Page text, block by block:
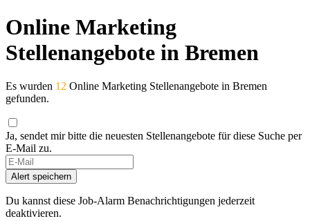
Online Marketing
Stellenangebote in Bremen
Es wurden 12 Online Marketing Stellenangebote in Bremen
gefunden.
Ja, sendet mir bitte die neuesten Stellenangebote für diese Suche per
E-Mail zu.
Alert speichern
Du kannst diese Job-Alarm Benachrichtigungen jederzeit
deaktivieren.